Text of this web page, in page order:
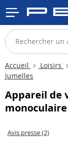
Accueil Loisirs
Jumelles
Appareil de
monoculaire
Avis presse (2)